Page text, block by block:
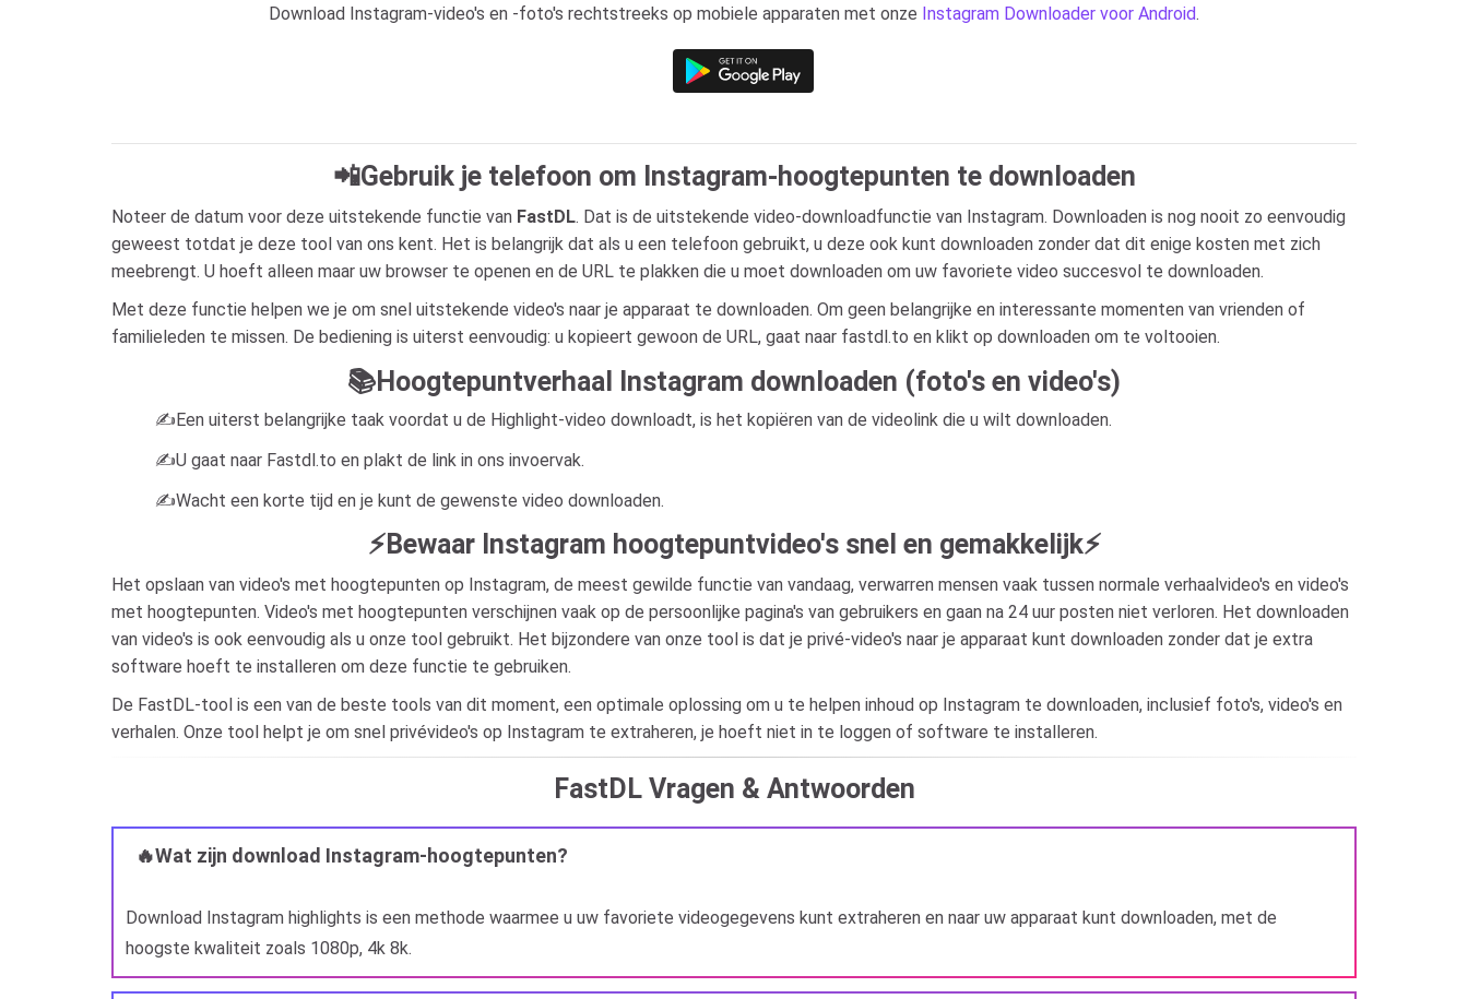
Download Instagram-video's en -foto's rechtstreeks op mobiele apparaten met onze Instagram Downloader voor Android.
📲Gebruik je telefoon om Instagram-hoogtepunten te downloaden
Noteer de datum voor deze uitstekende functie van FastDL. Dat is de uitstekende video-downloadfunctie van Instagram. Downloaden is nog nooit zo eenvoudig
geweest totdat je deze tool van ons kent. Het is belangrijk dat als u een telefoon gebruikt, u deze ook kunt downloaden zonder dat dit enige kosten met zich
meebrengt. U hoeft alleen maar uw browser te openen en de URL te plakken die u moet downloaden om uw favoriete video succesvol te downloaden.
Met deze functie helpen we je om snel uitstekende video's naar je apparaat te downloaden. Om geen belangrijke en interessante momenten van vrienden of
familieleden te missen. De bediening is uiterst eenvoudig: u kopieert gewoon de URL, gaat naar fastdl.to en klikt op downloaden om te voltooien.
📚Hoogtepuntverhaal Instagram downloaden (foto's en video's)
✍️Een uiterst belangrijke taak voordat u de Highlight-video downloadt, is het kopiëren van de videolink die u wilt downloaden.
✍️U gaat naar Fastdl.to en plakt de link in ons invoervak.
✍️Wacht een korte tijd en je kunt de gewenste video downloaden.
⚡Bewaar Instagram hoogtepuntvideo's snel en gemakkelijk⚡
Het opslaan van video's met hoogtepunten op Instagram, de meest gewilde functie van vandaag, verwarren mensen vaak tussen normale verhaalvideo's en video's
met hoogtepunten. Video's met hoogtepunten verschijnen vaak op de persoonlijke pagina's van gebruikers en gaan na 24 uur posten niet verloren. Het downloaden
van video's is ook eenvoudig als u onze tool gebruikt. Het bijzondere van onze tool is dat je privé-video's naar je apparaat kunt downloaden zonder dat je extra
software hoeft te installeren om deze functie te gebruiken.
De FastDL-tool is een van de beste tools van dit moment, een optimale oplossing om u te helpen inhoud op Instagram te downloaden, inclusief foto's, video's en
verhalen. Onze tool helpt je om snel privévideo's op Instagram te extraheren, je hoeft niet in te loggen of software te installeren.
FastDL Vragen & Antwoorden
🔥Wat zijn download Instagram-hoogtepunten?
Download Instagram highlights is een methode waarmee u uw favoriete videogegevens kunt extraheren en naar uw apparaat kunt downloaden, met de
hoogste kwaliteit zoals 1080p, 4k 8k.